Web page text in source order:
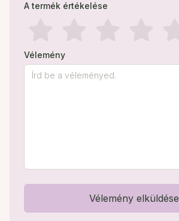
A termék értékelése
Vélemény
Vélemény elküldése